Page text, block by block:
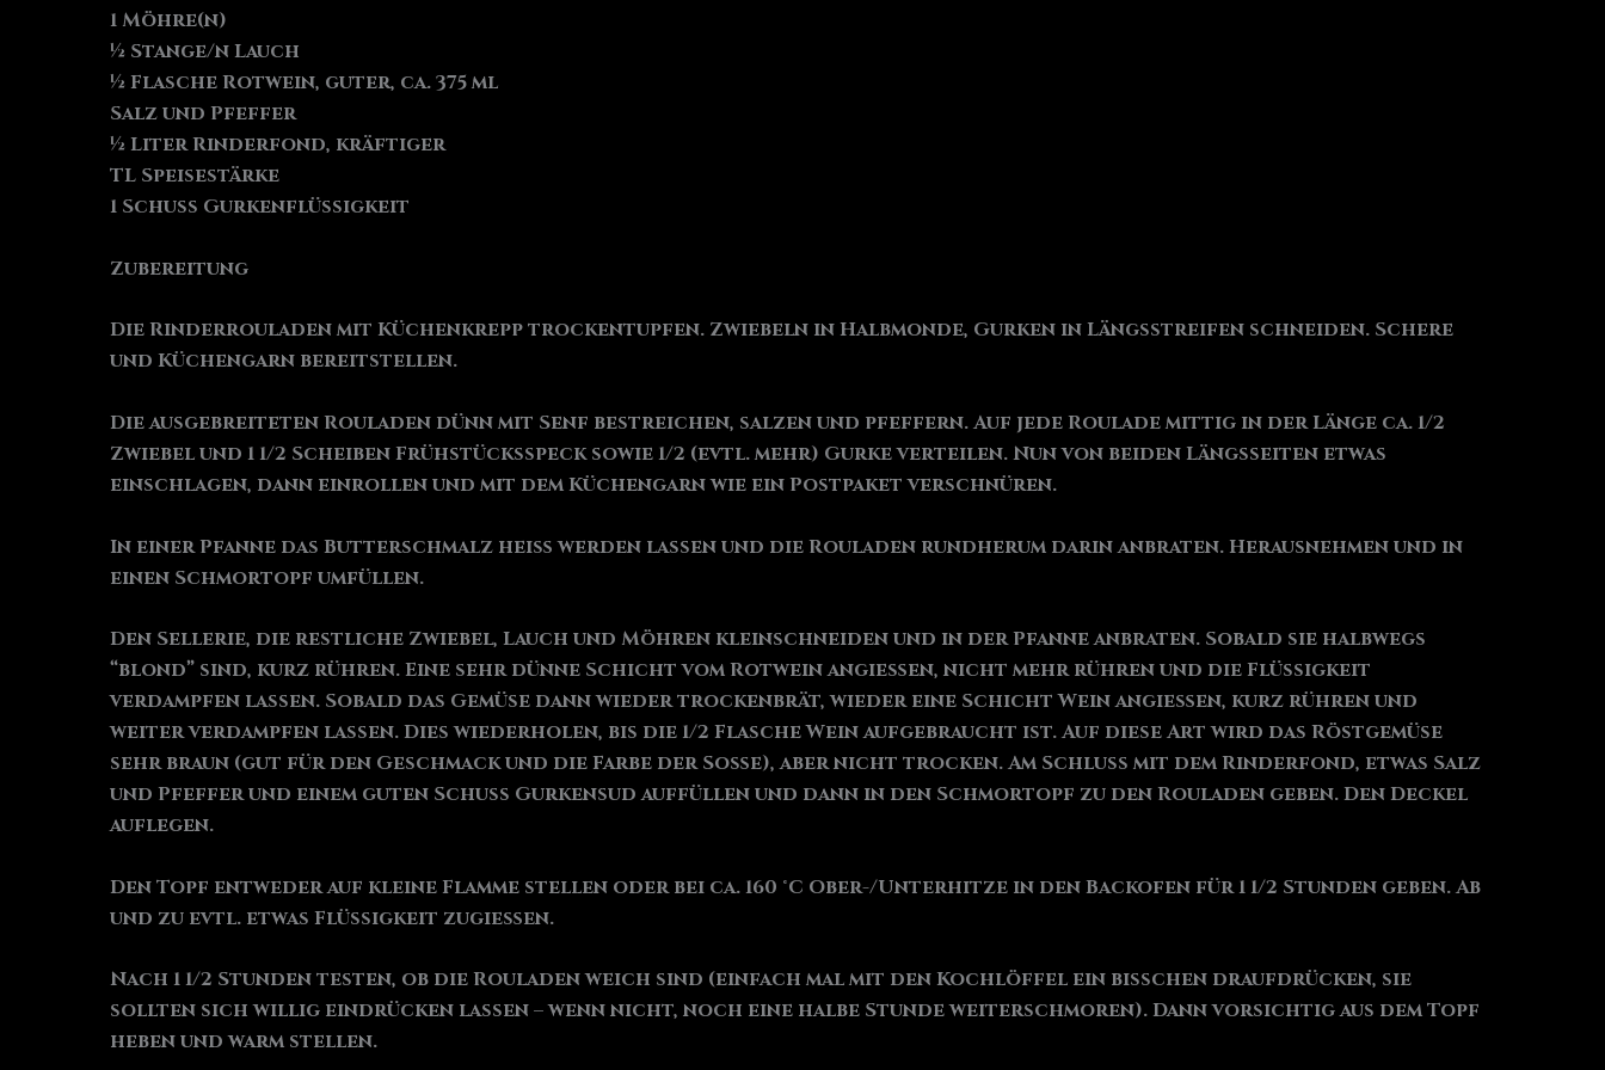
1 Möhre(n)
½ Stange/n Lauch
½ Flasche Rotwein, guter, ca. 375 ml
Salz und Pfeffer
½ Liter Rinderfond, kräftiger
TL Speisestärke
1 Schuss Gurkenflüssigkeit
Zubereitung
Die Rinderrouladen mit Küchenkrepp trockentupfen. Zwiebeln in Halbmonde, Gurken in Längsstreifen schneiden. Schere
und Küchengarn bereitstellen.
Die ausgebreiteten Rouladen dünn mit Senf bestreichen, salzen und pfeffern. Auf jede Roulade mittig in der Länge ca. 1/2
Zwiebel und 1 1/2 Scheiben Frühstücksspeck sowie 1/2 (evtl. mehr) Gurke verteilen. Nun von beiden Längsseiten etwas
einschlagen, dann einrollen und mit dem Küchengarn wie ein Postpaket verschnüren.
In einer Pfanne das Butterschmalz heiß werden lassen und die Rouladen rundherum darin anbraten. Herausnehmen und in
einen Schmortopf umfüllen.
Den Sellerie, die restliche Zwiebel, Lauch und Möhren kleinschneiden und in der Pfanne anbraten. Sobald sie halbwegs
“blond” sind, kurz rühren. Eine sehr dünne Schicht vom Rotwein angießen, nicht mehr rühren und die Flüssigkeit
verdampfen lassen. Sobald das Gemüse dann wieder trockenbrät, wieder eine Schicht Wein angießen, kurz rühren und
weiter verdampfen lassen. Dies wiederholen, bis die 1/2 Flasche Wein aufgebraucht ist. Auf diese Art wird das Röstgemüse
sehr braun (gut für den Geschmack und die Farbe der Soße), aber nicht trocken. Am Schluss mit dem Rinderfond, etwas Salz
und Pfeffer und einem guten Schuss Gurkensud auffüllen und dann in den Schmortopf zu den Rouladen geben. Den Deckel
auflegen.
Den Topf entweder auf kleine Flamme stellen oder bei ca. 160 °C Ober-/Unterhitze in den Backofen für 1 1/2 Stunden geben. Ab
und zu evtl. etwas Flüssigkeit zugießen.
Nach 1 1/2 Stunden testen, ob die Rouladen weich sind (einfach mal mit den Kochlöffel ein bisschen draufdrücken, sie
sollten sich willig eindrücken lassen – wenn nicht, noch eine halbe Stunde weiterschmoren). Dann vorsichtig aus dem Topf
heben und warm stellen.